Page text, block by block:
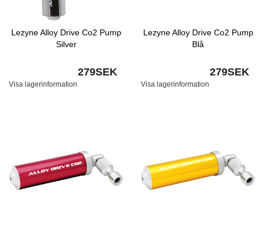
Lezyne Alloy Drive Co2 Pump
Silver
279SEK
Visa lagerinformation
Lezyne Alloy Drive Co2 Pump
Blå
279SEK
Visa lagerinformation